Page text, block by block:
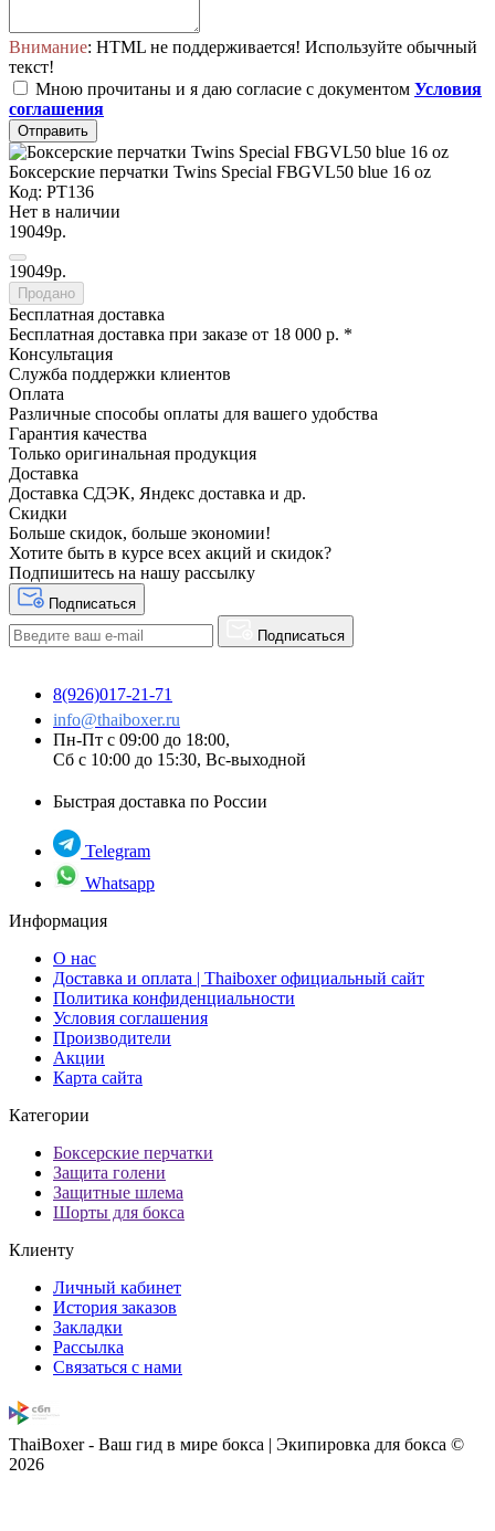
Внимание: HTML не поддерживается! Используйте обычный
текст!
Мною прочитаны и я даю согласие с документом Условия
соглашения
Отправить
Боксерские перчатки Twins Special FBGVL50 blue 16 oz
Код: PT136
Нет в наличии
19049р.
19049р.
Продано
Бесплатная доставка
Бесплатная доставка при заказе от 18 000 р. *
Консультация
Служба поддержки клиентов
Оплата
Различные способы оплаты для вашего удобства
Гарантия качества
Только оригинальная продукция
Доставка
Доставка СДЭК, Яндекс доставка и др.
Скидки
Больше скидок, больше экономии!
Хотите быть в курсе всех акций и скидок?
Подпишитесь на нашу рассылку
Подписаться
Подписаться
8(926)017-21-71
info@thaiboxer.ru
Пн-Пт с 09:00 до 18:00,
Сб с 10:00 до 15:30, Вс-выходной
Быстрая доставка по России
Telegram
Whatsapp
Информация
О нас
Доставка и оплата | Thaiboxer официальный сайт
Политика конфиденциальности
Условия соглашения
Производители
Акции
Карта сайта
Категории
Боксерские перчатки
Защита голени
Защитные шлема
Шорты для бокса
Клиенту
Личный кабинет
История заказов
Закладки
Рассылка
Связаться с нами
ThaiBoxer - Ваш гид в мире бокса | Экипировка для бокса ©
2026